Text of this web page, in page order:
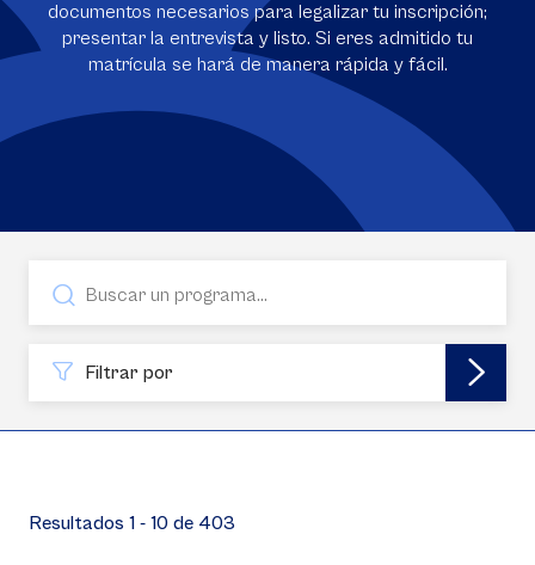
documentos necesarios para legalizar tu inscripción;
presentar la entrevista y listo. Si eres admitido tu
matrícula se hará de manera rápida y fácil.
Filtrar por
Resultados 1 - 10 de 403